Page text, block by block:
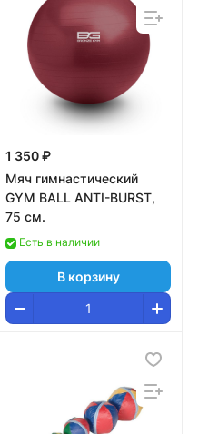
1 350 ₽
Мяч гимнастический
GYM BALL ANTI-BURST,
75 см.
Есть в наличии
В корзину